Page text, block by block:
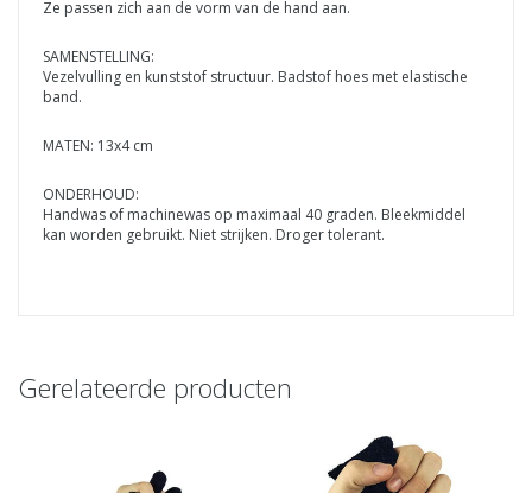
Ze passen zich aan de vorm van de hand aan.
SAMENSTELLING:
Vezelvulling en kunststof structuur. Badstof hoes met elastische
band.
MATEN: 13x4 cm
ONDERHOUD:
Handwas of machinewas op maximaal 40 graden. Bleekmiddel
kan worden gebruikt. Niet strijken. Droger tolerant.
Gerelateerde producten